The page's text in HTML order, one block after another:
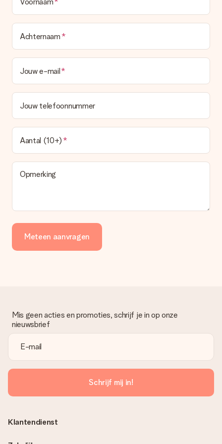
Achternaam
Jouw e-mail
Jouw telefoonnummer
Aantal (10+)
Opmerking
Meteen aanvragen
Mis geen acties en promoties, schrijf je in op onze
nieuwsbrief
Schrijf mij in!
Klantendienst